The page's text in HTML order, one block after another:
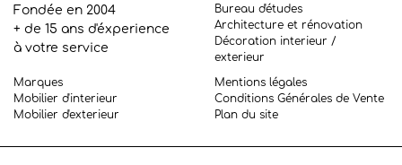
Fondée en 2004
+ de 15 ans d'éxperience
à votre service
Bureau d'études
Architecture et rénovation
Décoration interieur /
exterieur
Marques
Mobilier d'interieur
Mobilier d'exterieur
Mentions légales
Conditions Générales de Vente
Plan du site